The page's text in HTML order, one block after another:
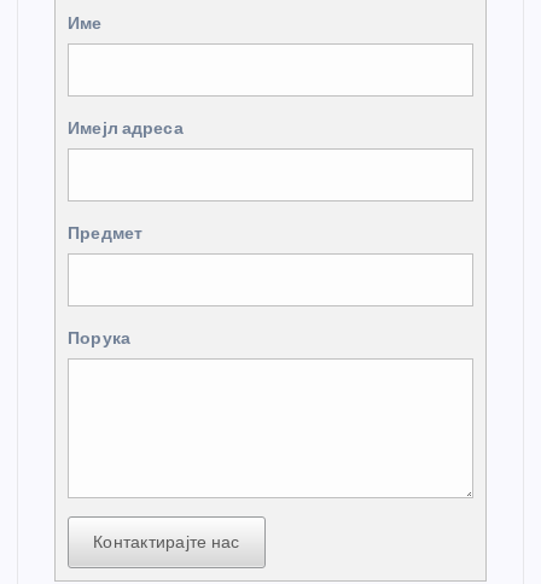
Име
Имејл адреса
Предмет
Порука
Контактирајте нас